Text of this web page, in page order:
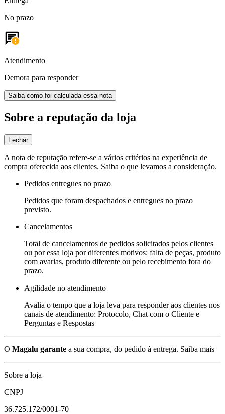
No prazo
Atendimento
Demora para responder
Saiba como foi calculada essa nota
Sobre a reputação da loja
Fechar
A nota de reputação refere-se a vários critérios na experiência de
compra oferecida aos clientes. Saiba o que levamos a consideração.
Pedidos entregues no prazo
Pedidos que foram despachados e entregues no prazo
previsto.
Cancelamentos
Total de cancelamentos de pedidos solicitados pelos clientes
ou por essa loja por diferentes motivos: falta de peças, produto
com avarias, produto diferente ou pelo recebimento fora do
prazo.
Agilidade no atendimento
Avalia o tempo que a loja leva para responder aos clientes nos
canais de atendimento: Protocolo, Chat com o Cliente e
Perguntas e Respostas
O Magalu garante a sua compra, do pedido à entrega. Saiba mais
Sobre a loja
CNPJ
36.725.172/0001-70